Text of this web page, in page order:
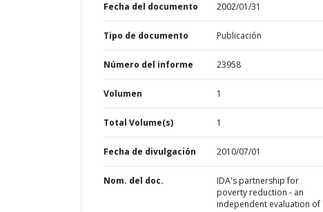
Fecha del documento 2002/01/31
Tipo de documento Publicación
Número del informe 23958
Volumen 1
Total Volume(s) 1
Fecha de divulgación 2010/07/01
Nom. del doc.
IDA's partnership for
poverty reduction - an
independent evaluation of